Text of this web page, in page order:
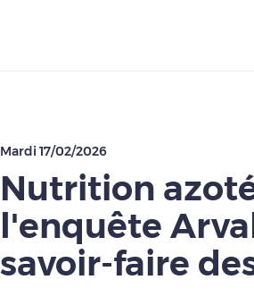
Mardi 17/02/2026
Nutrition
l'enquête
savoir-faire